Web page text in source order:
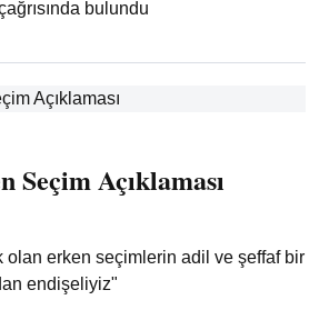
bulundu
Seçim Açıklaması
olan erken seçimlerin adil ve şeffaf bir
endişeliyiz"